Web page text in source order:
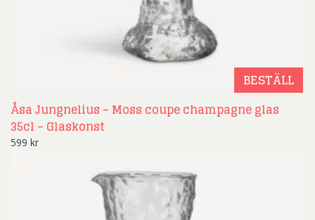
BESTÄLL
Åsa Jungnelius – Moss coupe champagne glas
35cl – Glaskonst
599 kr